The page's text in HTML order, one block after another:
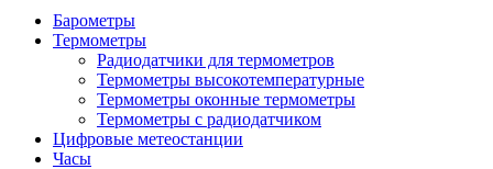
Барометры
Термометры
Радиодатчики для термометров
Термометры высокотемпературные
Термометры оконные термометры
Термометры с радиодатчиком
Цифровые метеостанции
Часы